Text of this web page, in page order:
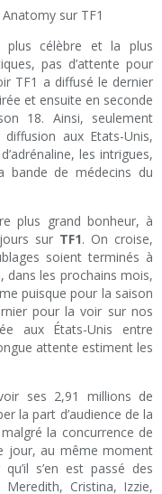
célèbre et la plus
pas d’attente pour
TF1 a diffusé le dernier
et ensuite en seconde
18. Ainsi, seulement
aux Etats-Unis,
les intrigues,
bande de médecins du
plus grand bonheur, à
sur TF1. On croise,
soient terminés à
dans les prochains mois,
puisque pour la saison
pour la voir sur nos
aux États-Unis entre
attente estiment les
ses 2,91 millions de
la part d’audience de la
malgré la concurrence de
jour, au même moment
s’en est passé des
Cristina, Izzie,